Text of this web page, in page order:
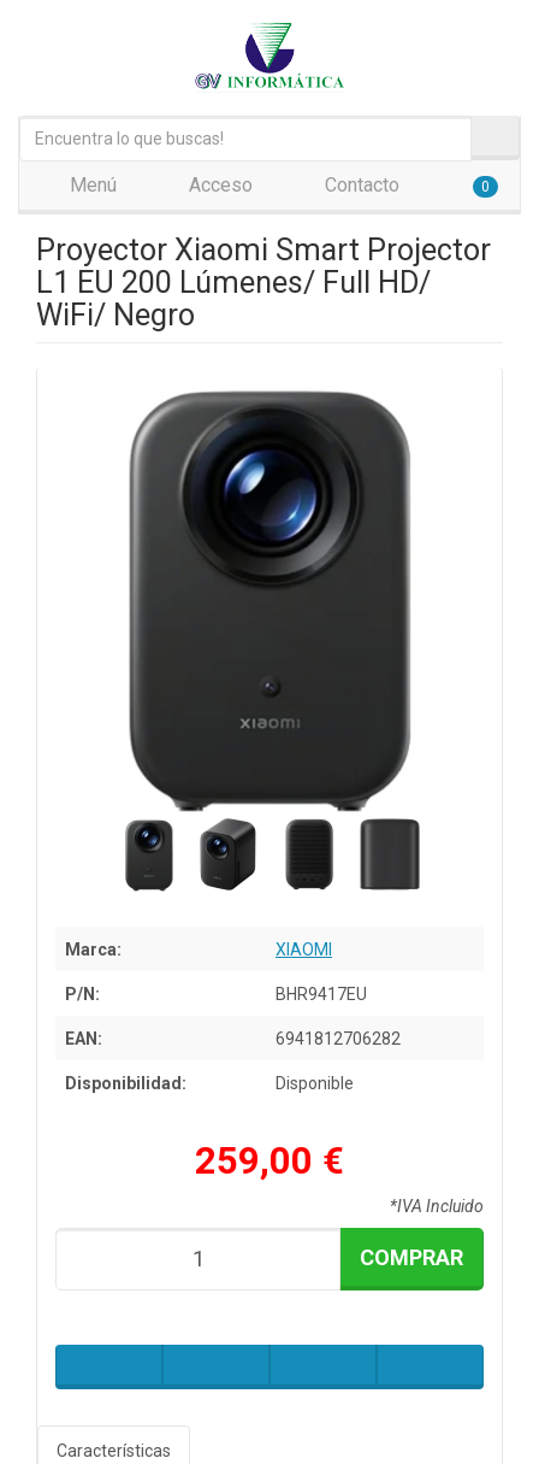
Menú Acceso Contacto 0
Proyector Xiaomi Smart Projector
L1 EU 200 Lúmenes/ Full HD/
WiFi/ Negro
Marca: XIAOMI
P/N: BHR9417EU
EAN: 6941812706282
Disponibilidad: Disponible
259,00 €
*IVA Incluido
COMPRAR
Características